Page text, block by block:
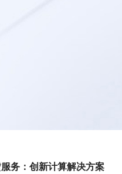
务：创新计算解决方案